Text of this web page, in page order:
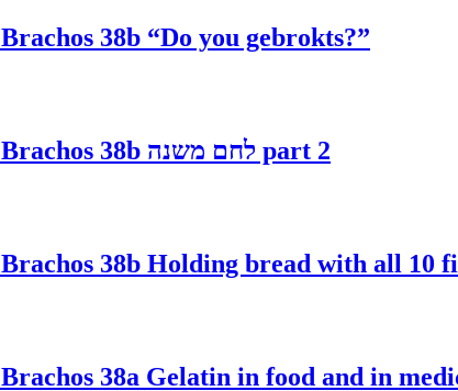
Brachos 38b “Do you gebrokts?”
Brachos 38b לחם משנה part 2
Brachos 38a Gelatin in food and in